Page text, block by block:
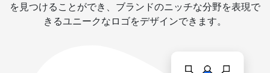
を見つけることができ、ブランドのニッチな分野を表現で
きるユニークなロゴをデザインできます。